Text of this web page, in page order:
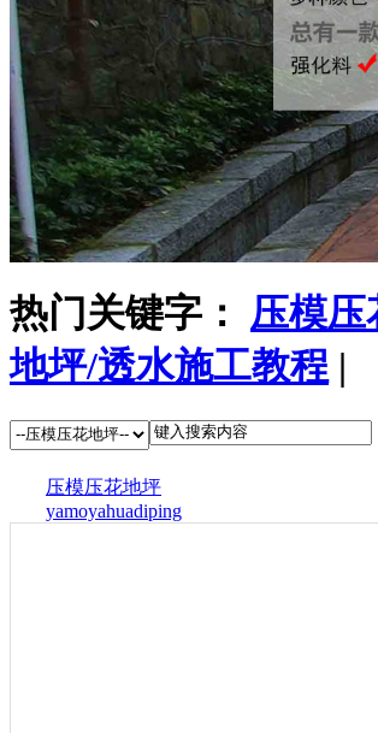
热门关键字： 压模压
地坪/透水施工教程 |
压模压花地坪
yamoyahuadiping